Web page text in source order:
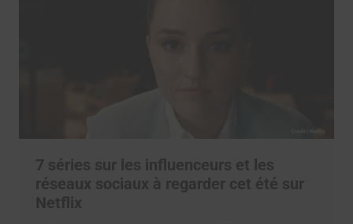
7 séries sur les influenceurs et les
réseaux sociaux à regarder cet été sur
Netflix